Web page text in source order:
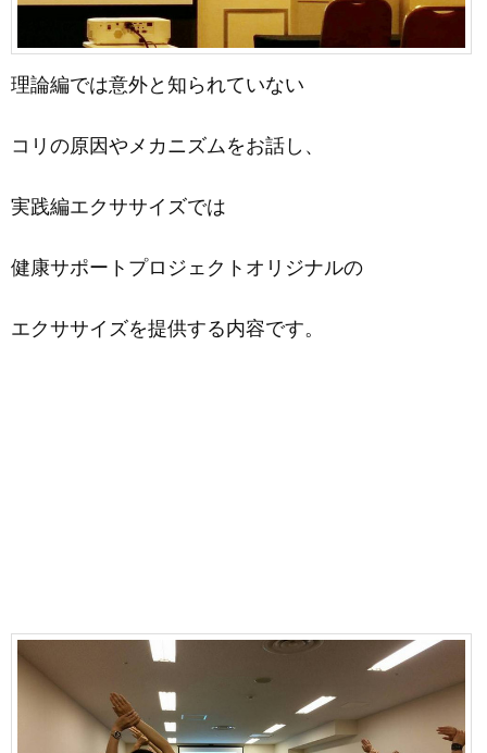
理論編では意外と知られていない
コリの原因やメカニズムをお話し、
実践編エクササイズでは
健康サポートプロジェクトオリジナルの
エクササイズを提供する内容です。